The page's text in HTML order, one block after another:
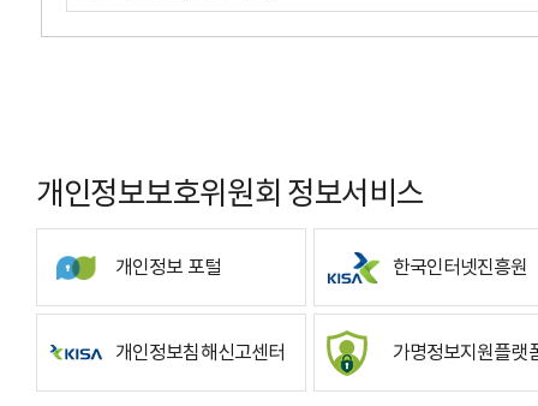
개인정보보호위원회 정보서비스
개인정보 포털 한국인터넷진흥원
개인정보침해신고센터 가명정보지원플랫